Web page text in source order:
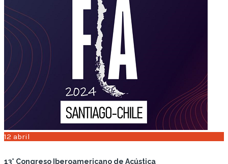
12 abril
13° Congreso Iberoamericano de Acústica